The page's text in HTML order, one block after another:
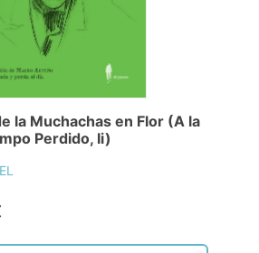
la Muchachas en Flor (A la
Perdido, Ii)